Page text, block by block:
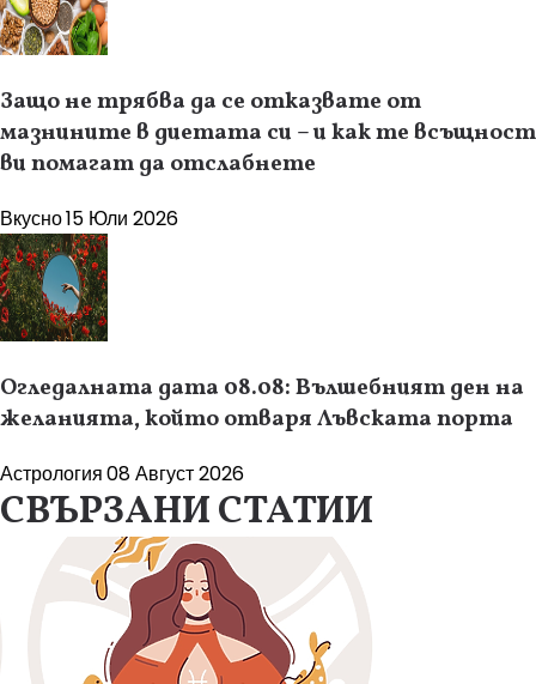
Защо не трябва да се отказвате от
мазнините в диетата си – и как те всъщност
ви помагат да отслабнете
Вкусно15 Юли 2026
Огледалната дата 08.08: Вълшебният ден на
желанията, който отваря Лъвската порта
Астрология08 Август 2026
СВЪРЗАНИ СТАТИИ